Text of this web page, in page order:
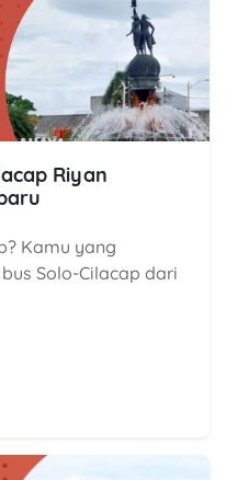
Riyan
Kamu yang
Solo-Cilacap dari